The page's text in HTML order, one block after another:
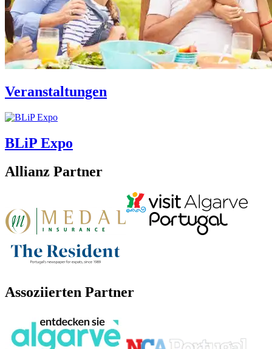
Veranstaltungen
BLiP Expo
Allianz Partner
Assoziierten Partner